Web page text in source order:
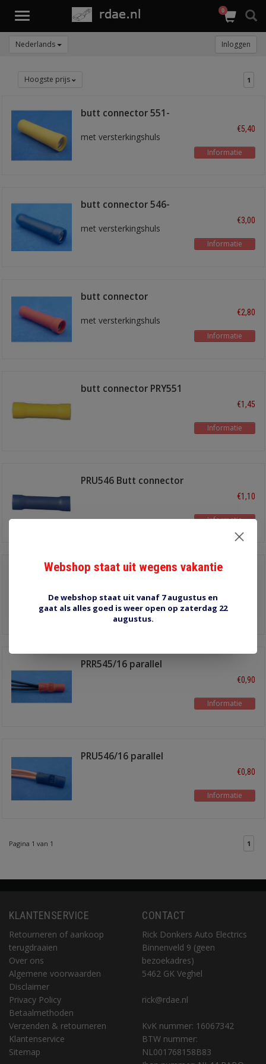
Toggle
0
Nederlands Inloggen
Hoogste prijs 1
butt connector 551-
met versterkingshuls
€5,40
Informatie
butt connector 546-
met versterkingshuls
€3,00
Informatie
butt connector
met versterkingshuls
€2,80
Informatie
butt connector PRY551
€1,45
Informatie
PRU546 Butt connector
€1,10
Informatie
PRR545
Informatie
PRR545/16 parallel
€0,90
Informatie
PRU546/16 parallel
€0,80
Informatie
Pagina 1 van 1 1
KLANTENSERVICE
Retourneren of aankoop
terugdraaien
Over ons
Algemene voorwaarden
Disclaimer
Privacy Policy
Betaalmethoden
Verzenden & retourneren
Klantenservice
Sitemap
CONTACT
Rick Donkers Auto Electrics
Binnenveld 9 (geen
bezoekadres)
5462 GK Veghel
rick@rdae.nl
KvK nummer: 16067342
BTW nummer:
NL001768158B83
Webshop staat uit wegens vakantie
De webshop staat uit vanaf 7 augustus en
gaat als alles goed is weer open op zaterdag 22
augustus.